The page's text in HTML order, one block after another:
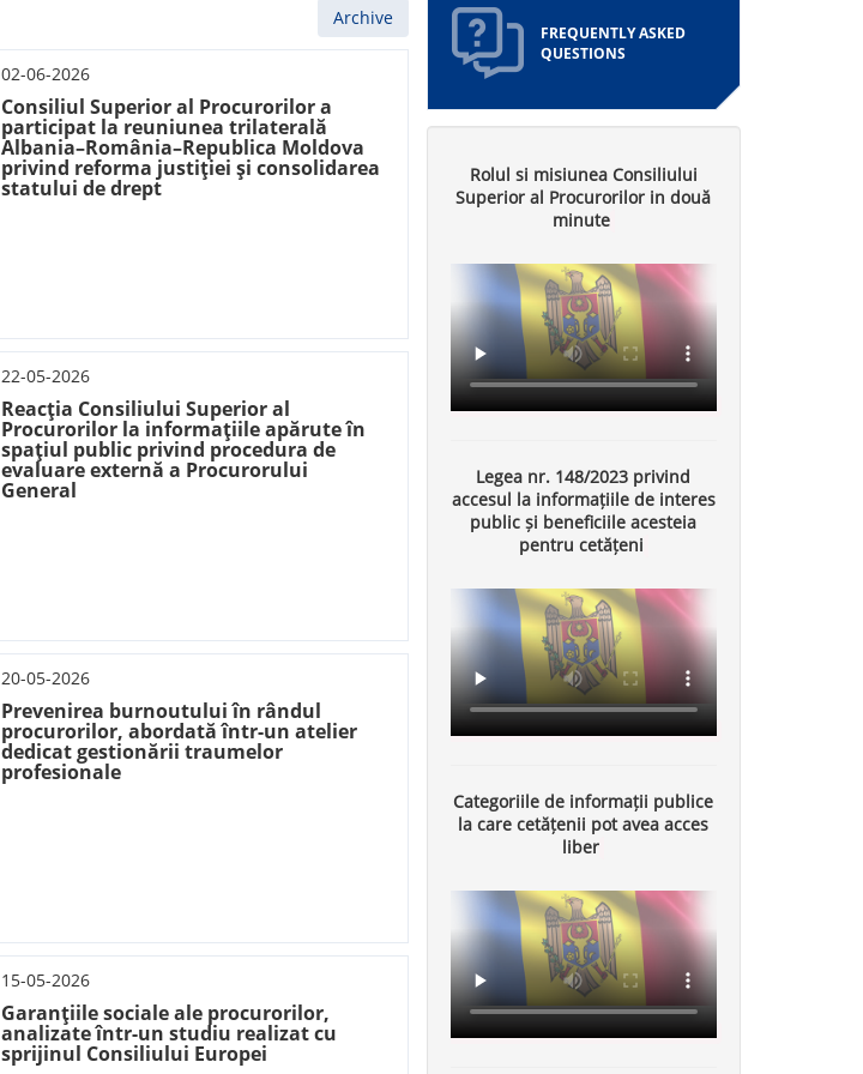
Archive
02-06-2026
Consiliul Superior al Procurorilor a
participat la reuniunea trilaterală
Albania–România–Republica Moldova
privind reforma justiției și consolidarea
statului de drept
22-05-2026
Reacția Consiliului Superior al
Procurorilor la informațiile apărute în
spațiul public privind procedura de
evaluare externă a Procurorului
General
20-05-2026
Prevenirea burnoutului în rândul
procurorilor, abordată într-un atelier
dedicat gestionării traumelor
profesionale
15-05-2026
Garanțiile sociale ale procurorilor,
analizate într-un studiu realizat cu
sprijinul Consiliului Europei
FREQUENTLY ASKED
QUESTIONS
Rolul si misiunea Consiliului
Superior al Procurorilor in două
minute
Legea nr. 148/2023 privind
accesul la informațiile de interes
public și beneficiile acesteia
pentru cetățeni
Categoriile de informații publice
la care cetățenii pot avea acces
liber